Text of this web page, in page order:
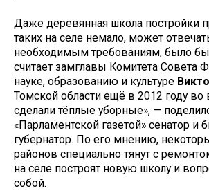
Даже деревянная школа постройки
таких на селе немало, может
необходимым требованиям, было
считает замглавы Комитета Совета
науке, образованию и культуре
Томской области ещё в 2012 году во
сделали тёплые уборные», —
«Парламентской газетой» сенатор и
губернатор. По его мнению,
районов специально тянут с
на селе построят новую школу и
собой.